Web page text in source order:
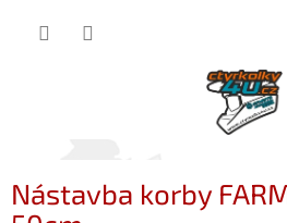
Nástavba korby